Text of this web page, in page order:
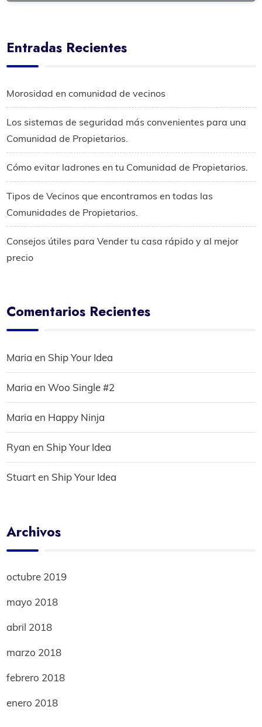
Entradas Recientes
Morosidad en comunidad de vecinos
Los sistemas de seguridad más convenientes para una
Comunidad de Propietarios.
Cómo evitar ladrones en tu Comunidad de Propietarios.
Tipos de Vecinos que encontramos en todas las
Comunidades de Propietarios.
Consejos útiles para Vender tu casa rápido y al mejor
precio
Comentarios Recientes
Maria en Ship Your Idea
Maria enWoo Single #2
Maria en Happy Ninja
Ryan en Ship Your Idea
Stuarten Ship Your Idea
Archivos
octubre 2019
mayo 2018
abril 2018
marzo 2018
febrero 2018
enero 2018